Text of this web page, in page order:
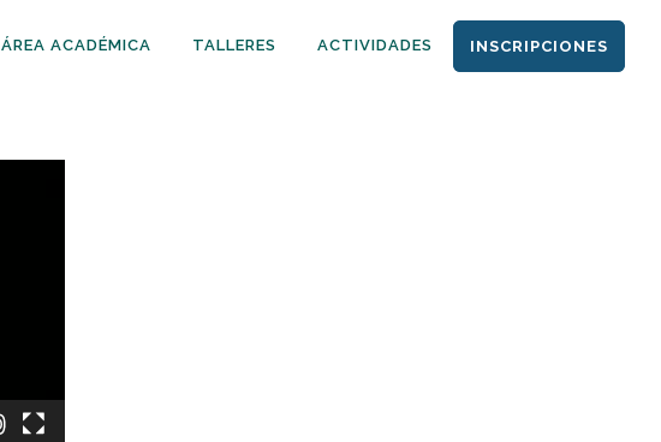
ÁREA ACADÉMICA TALLERES ACTIVIDADES INSCRIPCIONES